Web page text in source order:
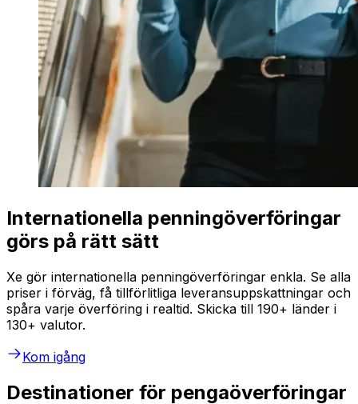
Internationella penningöverföringar
görs på rätt sätt
Xe gör internationella penningöverföringar enkla. Se alla
priser i förväg, få tillförlitliga leveransuppskattningar och
spåra varje överföring i realtid. Skicka till 190+ länder i
130+ valutor.
Kom igång
Destinationer för pengaöverföringar